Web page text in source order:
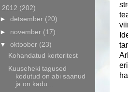
2012 (202)
► detsember (20)
► november (17)
▼ oktoober (23)
Kohandatud korteritest
Kuuseheki tagused
kodutud on abi saanud
ja on kadu...